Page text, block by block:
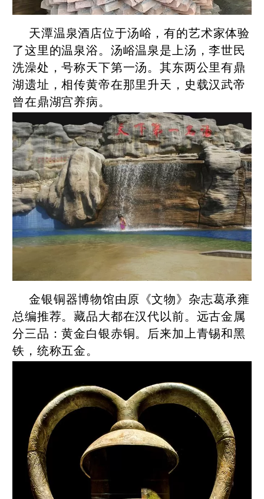
天潭温泉酒店位于汤峪，有的艺术家体验
了这里的温泉浴。汤峪温泉是上汤，李世民
洗澡处，号称天下第一汤。其东两公里有鼎
湖遗址，相传黄帝在那里升天，史载汉武帝
曾在鼎湖宫养病。
金银铜器博物馆由原《文物》杂志葛承雍
总编推荐。藏品大都在汉代以前。远古金属
分三品：黄金白银赤铜。后来加上青锡和黑
铁，统称五金。